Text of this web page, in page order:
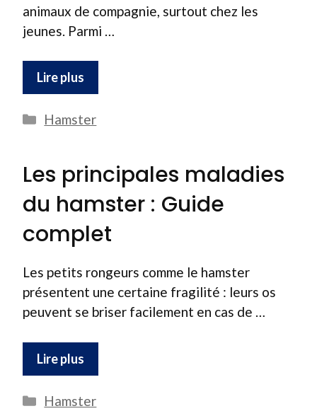
animaux de compagnie, surtout chez les
jeunes. Parmi …
Lire plus
Catégories
Hamster
Les principales maladies
du hamster : Guide
complet
Les petits rongeurs comme le hamster
présentent une certaine fragilité : leurs os
peuvent se briser facilement en cas de …
Lire plus
Catégories
Hamster